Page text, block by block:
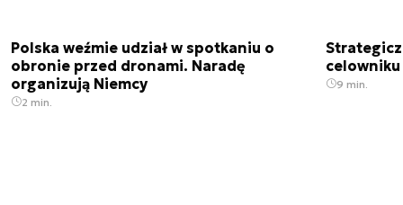
Polska weźmie udział w spotkaniu o
obronie przed dronami. Naradę
organizują Niemcy
2 min.
9 min.